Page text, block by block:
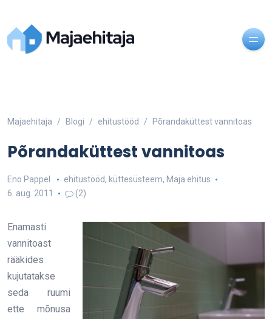
Majaehitaja Blogi ehitustööd Põrandaküttest vannitoas
Põrandaküttest vannitoas
Eno Pappel ehitustööd, küttesüsteem, Maja ehitus
6. aug. 2011
(2)
Enamasti
vannitoast
rääkides
kujutatakse
seda ruumi
ette mõnusa